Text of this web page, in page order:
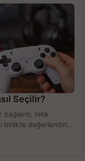
Seçilir?
bağlantı, tetik
birlikte değerlendirin;